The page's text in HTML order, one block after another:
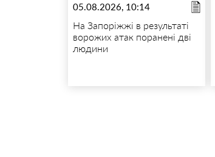
05.08.2026, 10:14
На Запоріжжі в результаті
ворожих атак поранені дві
людини